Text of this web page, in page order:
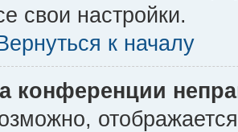
свои настройки.
к началу
конференции